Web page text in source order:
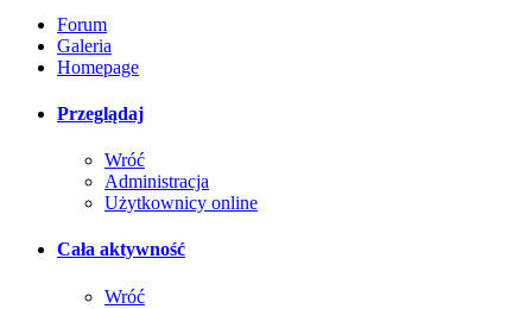
Forum
Galeria
Homepage
Przeglądaj
Wróć
Administracja
Użytkownicy online
Cała aktywność
Wróć